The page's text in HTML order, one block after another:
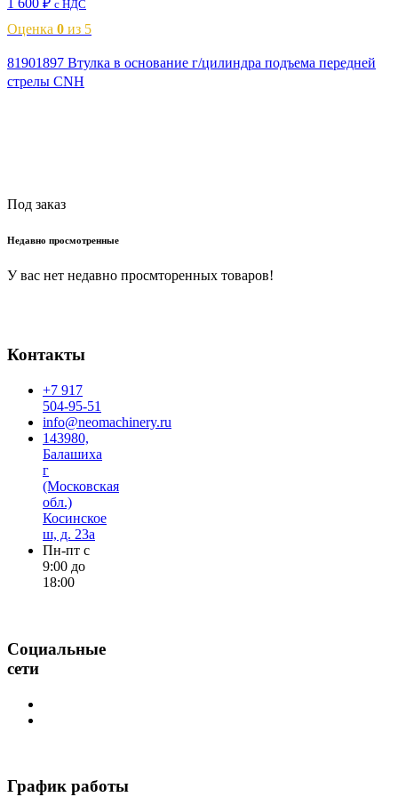
1 600 ₽ с НДС
Оценка 0 из 5
81901897 Втулка в основание г/цилиндра подъема передней
стрелы CNH
Под заказ
Недавно просмотренные
У вас нет недавно просмторенных товаров!
Контакты
+7 917
504-95-51
info@neomachinery.ru
143980,
Балашиха
г
(Московская
обл.)
Косинское
ш, д. 23а
Пн-пт с
9:00 до
18:00
Социальные
сети
График работы